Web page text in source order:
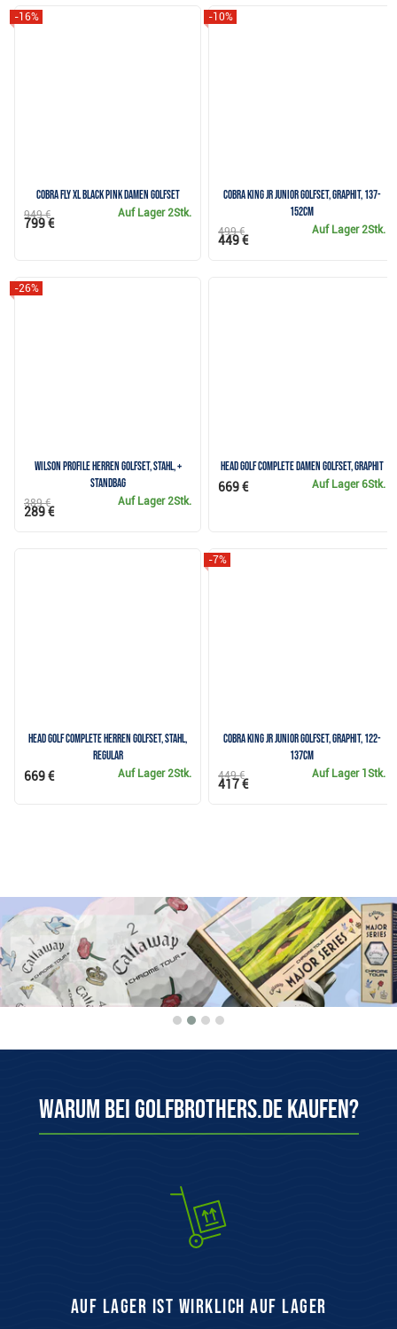
Cobra Fly XL Black Pink Damen Golfset
-16%
Auf Lager2Stk.
949 €
799 €
Cobra KING JR Junior Golfset, Graphit, 137-
152cm
-10%
Auf Lager2Stk.
499 €
449 €
Wilson Profile Herren Golfset, Stahl, +
Standbag
-26%
Auf Lager2Stk.
389 €
289 €
Head Golf Complete Damen Golfset, Graphit
Auf Lager6Stk.
669 €
Head Golf Complete Herren Golfset, Stahl,
Regular
Auf Lager 2Stk.
669 €
Cobra KING JR Junior Golfset, Graphit, 122-
137cm
-7%
Auf Lager 1Stk.
449 €
417 €
Warum bei Golfbrothers.de kaufen?
auf Lager ist wirklich auf Lager